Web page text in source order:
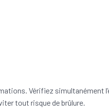
Vérifiez simultanément
tout risque de brûlure.